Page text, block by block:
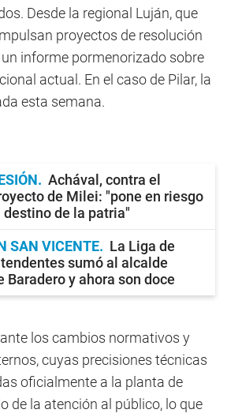
Desde la regional Luján, que
proyectos de resolución
informe pormenorizado sobre
actual. En el caso de Pilar, la
esta semana.
Achával, contra el
de Milei: "pone en riesgo
destino de la patria"
SAN VICENTE
La Liga de
sumó al alcalde
Baradero y ahora son doce
los cambios normativos y
cuyas precisiones técnicas
oficialmente a la planta de
de la atención al público, lo que